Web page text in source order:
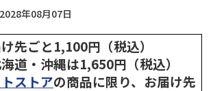
年08月07日
先ごと1,100円（税込）
道・沖縄は1,650円（税込）
ストアの商品に限り、お届け先